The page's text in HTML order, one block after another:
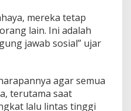
e
n
i
g
a
n
mereka tetap
lain. Ini adalah
jawab sosial” ujar
agar semua
terutama saat
lalu lintas tinggi